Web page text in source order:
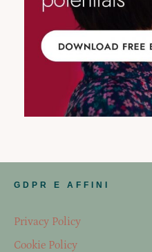
GDPR E AFFINI
Privacy Policy
Cookie Policy